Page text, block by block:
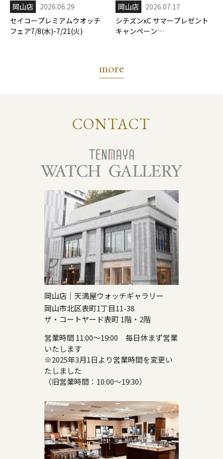
岡山店
2026.06.29
セイコープレミアムウオッチ
フェア7/8(水)-7/21(火)
岡山店
2026.07.17
シチズンxC サマープレゼント
キャンペーン
more
CONTACT
岡山店｜天満屋ウォッチギャラリー
岡山市北区表町1丁目11-38
ザ・コートヤード表町 1階・2階
営業時間 11:00～19:00 毎日休まず営業
いたします
※2025年3月1日より営業時間を変更い
たしました
（旧営業時間：10:00～19:30）